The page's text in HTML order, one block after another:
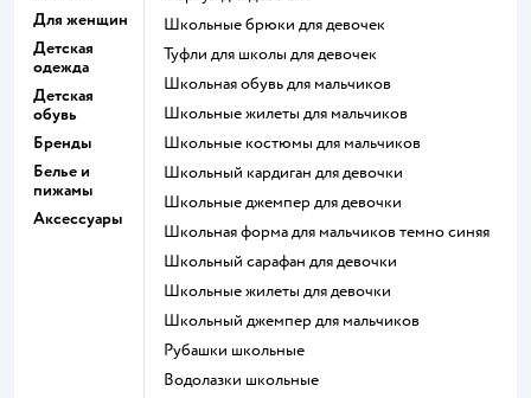
Для женщин
Детская
одежда
Детская
обувь
Бренды
Белье и
пижамы
Аксессуары
Школьные брюки для девочек
Туфли для школы для девочек
Школьная обувь для мальчиков
Школьные жилеты для мальчиков
Школьные костюмы для мальчиков
Школьный кардиган для девочки
Школьные джемпер для девочки
Школьная форма для мальчиков темно синяя
Школьный сарафан для девочки
Школьные жилеты для девочки
Школьный джемпер для мальчиков
Рубашки школьные
Водолазки школьные